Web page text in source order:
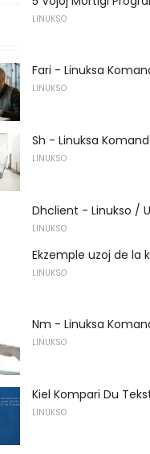
LINUKSO
Fari - Linuksa
LINUKSO
Sh - Linuksa
LINUKSO
Dhclient - Linukso /
LINUKSO
Ekzemple uzoj de la
LINUKSO
Nm - Linuksa
LINUKSO
Kiel Kompari Du
LINUKSO